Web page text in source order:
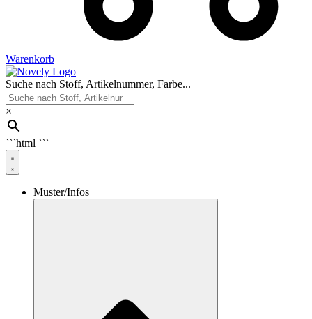
Warenkorb
Suche nach Stoff, Artikelnummer, Farbe...
×
```html ```
Muster/Infos